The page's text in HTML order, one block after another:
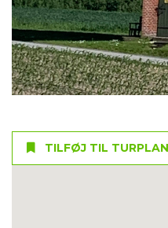
TILFØJ TIL TURPLAN